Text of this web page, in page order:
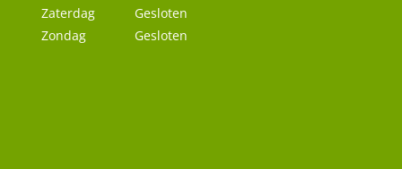
Zaterdag
Gesloten
Zondag
Gesloten